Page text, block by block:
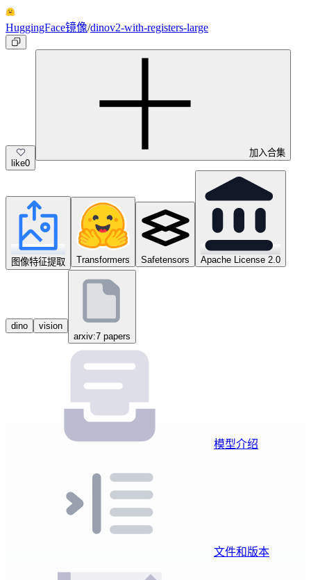
HuggingFace镜像/dinov2-with-registers-large
like0
加入合集
图像特征提取 Transformers Safetensors Apache License 2.0
dino
vision
arxiv:7 papers
模型介绍
文件和版本